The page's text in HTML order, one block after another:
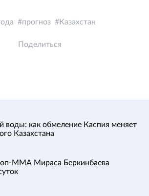
прогноз Казахстан
Поделиться
воды: как обмеление Каспия меняет
Казахстана
ММА Мираса Беркинбаева